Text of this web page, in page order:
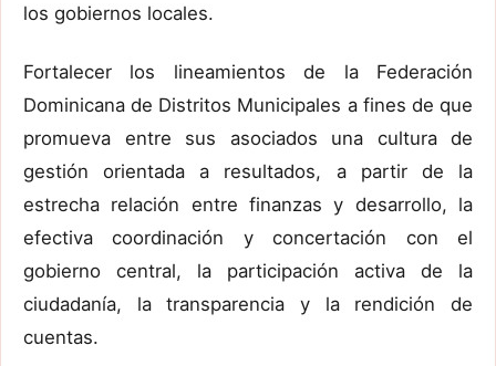
los gobiernos locales.
Fortalecer los lineamientos de la Federación
Dominicana de Distritos Municipales a fines de que
promueva entre sus asociados una cultura de
gestión orientada a resultados, a partir de la
estrecha relación entre finanzas y desarrollo, la
efectiva coordinación y concertación con el
gobierno central, la participación activa de la
ciudadanía, la transparencia y la rendición de
cuentas.